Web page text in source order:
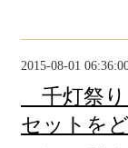
2015-08-01
千灯祭り
セットを